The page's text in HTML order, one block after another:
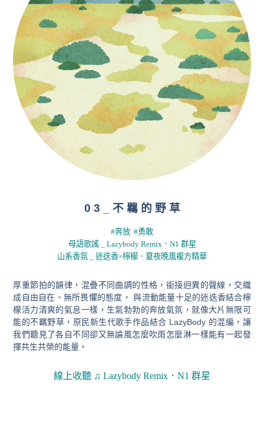
0 3 _ 不 羈 的 野 草
#奔放 #勇敢
母語歌謠 _ Lazybody Remix．N1 群星
山系香氛 _ 迷迭香×檸檬．夏夜晚風複方精華
厚重節拍的韻律，混疊不同曲調的性格，銜接迥異的聲線，交織
成自由自在、無所畏懼的態度， 與流動能量十足的迷迭香結合檸
檬活力清爽的氣息一樣，生氣勃勃的奔放氣氛，就像大片無限可
能的不羈野草， 原⺠新生代歌手作品結合 LazyBody 的混編，讓
我們聽見了各自不同卻又無論風怎麼吹雨怎麼淋一樣能有一起發
揮共生共榮的能量。
線上收聽 ♫ Lazybody Remix．N1 群星